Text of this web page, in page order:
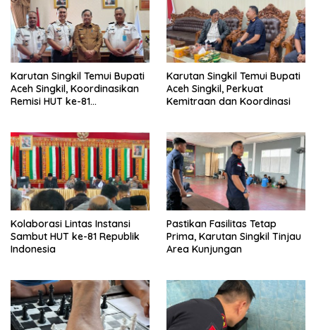
Karutan Singkil Temui Bupati
Aceh Singkil, Koordinasikan
Remisi HUT ke-81
Karutan Singkil Temui Bupati
Aceh Singkil, Perkuat
Kemitraan dan Koordinasi
Kolaborasi Lintas Instansi
Sambut HUT ke-81 Republik
Indonesia
Pastikan Fasilitas Tetap
Prima, Karutan Singkil Tinjau
Area Kunjungan